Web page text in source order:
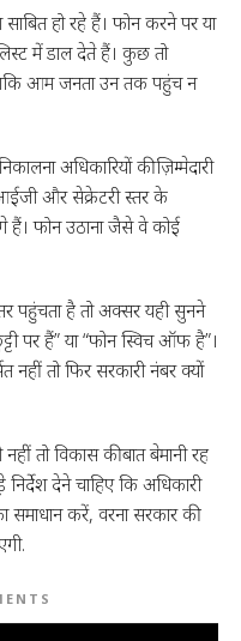
हो रहे हैं। फोन करने पर या
में डाल देते हैं। कुछ तो
आम जनता उन तक पहुंच न
अधिकारियों की ज़िम्मेदारी
और सेक्रेटरी स्तर के
फोन उठाना जैसे वे कोई
पहुंचता है तो अक्सर यही सुनने
पर हैं” या “फोन स्विच ऑफ है”।
तो फिर सरकारी नंबर क्यों
तो विकास की बात बेमानी रह
देने चाहिए कि अधिकारी
करें, वरना सरकार की